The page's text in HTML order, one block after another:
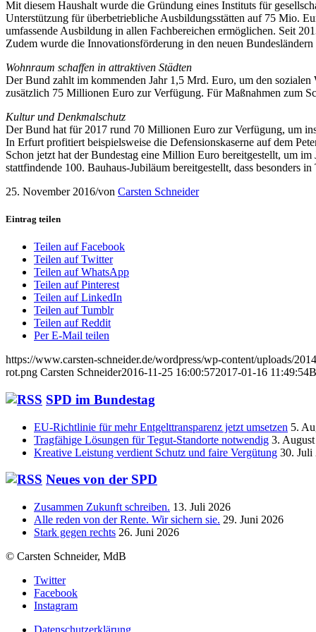
Mit diesem Haushalt wurde die Gründung eines Instituts für
Unterstützung für überbetriebliche Ausbildungsstätten auf 75 Mio.
umfassende Ausbildung in allen Fachbereichen ermöglichen. Seit
Zudem wurde die Innovationsförderung in den neuen
Wohnraum schaffen in attraktiven Städten
Der Bund zahlt im kommenden Jahr 1,5 Mrd. Euro, um den
zusätzlich 75 Millionen Euro zur Verfügung. Für Maßnahmen zum
Kultur und Denkmalschutz
Der Bund hat für 2017 rund 70 Millionen Euro zur Verfügung, um
In Erfurt profitiert beispielsweise die Defensionskaserne auf dem
Schon jetzt hat der Bundestag eine Million Euro bereitgestellt, um
stattfindende 100. Bauhaus-Jubiläum bereitgestellt, dass besonders
25. November 2016/von Carsten Schneider
Eintrag teilen
Teilen auf Facebook
Teilen auf Twitter
Teilen auf WhatsApp
Teilen auf Pinterest
Teilen auf LinkedIn
Teilen auf Tumblr
Teilen auf Reddit
Per E-Mail teilen
https://www.carsten-schneider.de/wordpress/wp-content/uploads/
rot.png Carsten Schneider2016-11-25 16:00:572017-01-16 11:49:54
SPD im Bundestag
EU-Richtlinie für mehr Entgelttransparenz jetzt umsetzen 5.
Tragfähige Lösungen für Tegut-Standorte notwendig 3.
Kreative Leistung verdient Schutz und faire Vergütung 30. Juli
Neues von der SPD
Zusammen Zukunft schreiben. 13. Juli 2026
Alle reden von der Rente. Wir sichern sie. 29. Juni 2026
Stark gegen rechts 26. Juni 2026
© Carsten Schneider, MdB
Twitter
Facebook
Instagram
Datenschutzerklärung